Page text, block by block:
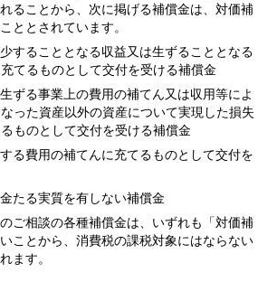
ることから、次に掲げる補償金は、対価補
ととされています。
することとなる収益又は生ずることとなる
てるものとして交付を受ける補償金
ずる事業上の費用の補てん又は収用等によ
った資産以外の資産について実現した損失
ものとして交付を受ける補償金
る費用の補てんに充てるものとして交付を
たる実質を有しない補償金
ご相談の各種補償金は、いずれも「対価補
ことから、消費税の課税対象にはならない
ます。